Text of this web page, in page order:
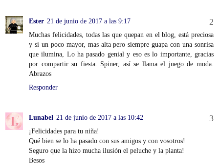
Ester 21 de junio de 2017 a las 9:17
Muchas felicidades, todas las que quepan en el blog, está preciosa
y si un poco mayor, mas alta pero siempre guapa con una sonrisa
que ilumina, Lo ha pasado genial y eso es lo importante, gracias
por compartir su fiesta. Spiner, así se llama el juego de moda.
Abrazos
Responder
Lunabel 21 de junio de 2017 a las 10:42
¡Felicidades para tu niña!
Qué bien se lo ha pasado con sus amigos y con vosotros!
Seguro que la hizo mucha ilusión el peluche y la planta!
Besos